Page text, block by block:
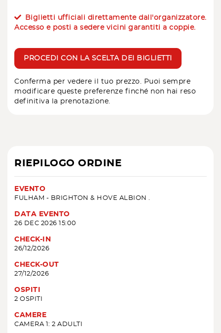
Biglietti ufficiali direttamente dall'organizzatore.
Accesso e posti a sedere vicini garantiti a coppie.
PROCEDI CON LA SCELTA DEI BIGLIETTI
Conferma per vedere il tuo prezzo. Puoi sempre
modificare queste preferenze finché non hai reso
definitiva la prenotazione.
RIEPILOGO ORDINE
EVENTO
FULHAM - BRIGHTON & HOVE ALBION .
DATA EVENTO
26 DEC 2026 15:00
CHECK-IN
26/12/2026
CHECK-OUT
27/12/2026
OSPITI
2 OSPITI
CAMERE
CAMERA 1: 2 ADULTI